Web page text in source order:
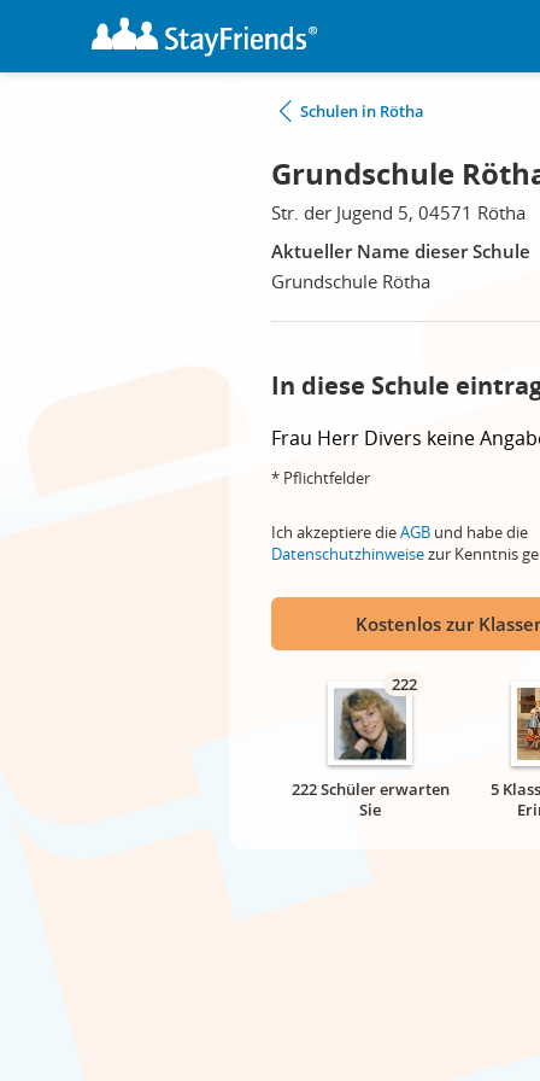
Schulen in Rötha
Grundschule
Str. der Jugend 5, 04571 Rötha
Aktueller Name dieser Schule
Grundschule Rötha
In diese Schule
Frau Herr Divers keine
* Pflichtfelder
Ich akzeptiere dieAGB und habe die
Datenschutzhinweisezur Kenntnis
Kostenlos zur
222
222 Schüler erwarten
Sie
5